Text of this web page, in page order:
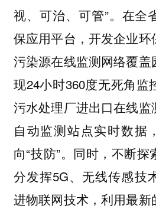
视、可治、可管”。在全
保应用平台，开发企业环
污染源在线监测网络覆
现24小时360度无死角监
污水处理厂进出口在线
自动监测站点实时数据
向“技防”。同时，不断
分发挥5G、无线传感技
进物联网技术，利用最